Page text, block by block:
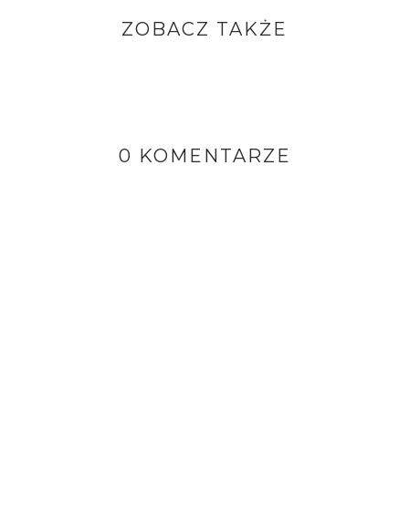
ZOBACZ TAKŻE
0 KOMENTARZE